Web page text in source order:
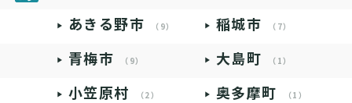
あきる野市 （9） 稲城市 （7）
青梅市 （9） 大島町 （1）
小笠原村 （2） 奥多摩町 （1）